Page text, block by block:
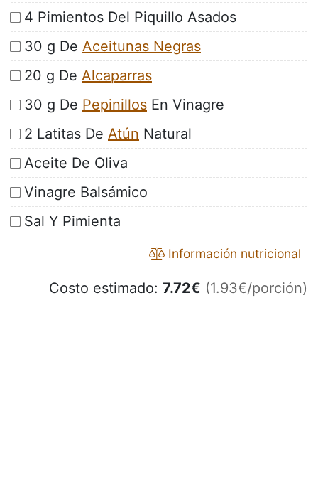
4 Pimientos Del Piquillo Asados
30 g De Aceitunas Negras
20 g De Alcaparras
30 g De Pepinillos En Vinagre
2 Latitas De Atún Natural
Aceite De Oliva
Vinagre Balsámico
Sal Y Pimienta
Información nutricional
Costo estimado: 7.72€ (1.93€/porción)